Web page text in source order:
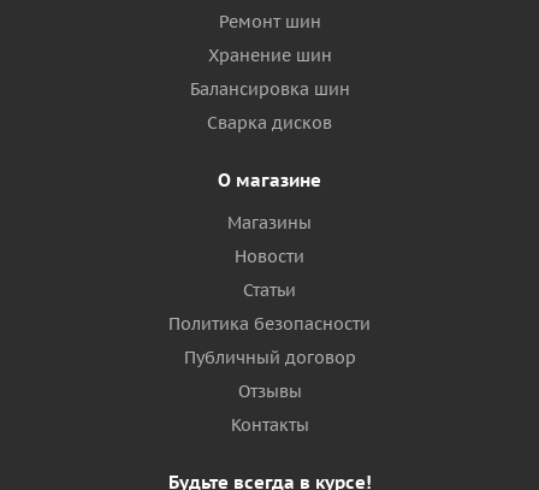
Ремонт шин
Хранение шин
Балансировка шин
Сварка дисков
О магазине
Магазины
Новости
Статьи
Политика безопасности
Публичный договор
Отзывы
Контакты
Будьте всегда в курсе!